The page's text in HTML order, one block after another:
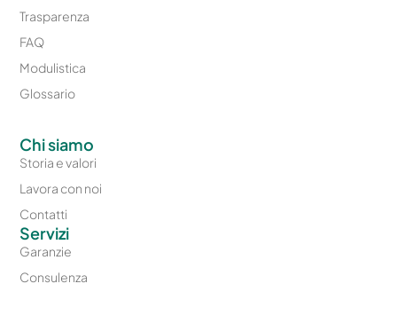
Chi siamo
Storia e valori
Lavora con noi
Contatti
Servizi
Garanzie
Consulenza
Trasparenza
FAQ
Modulistica
Glossario